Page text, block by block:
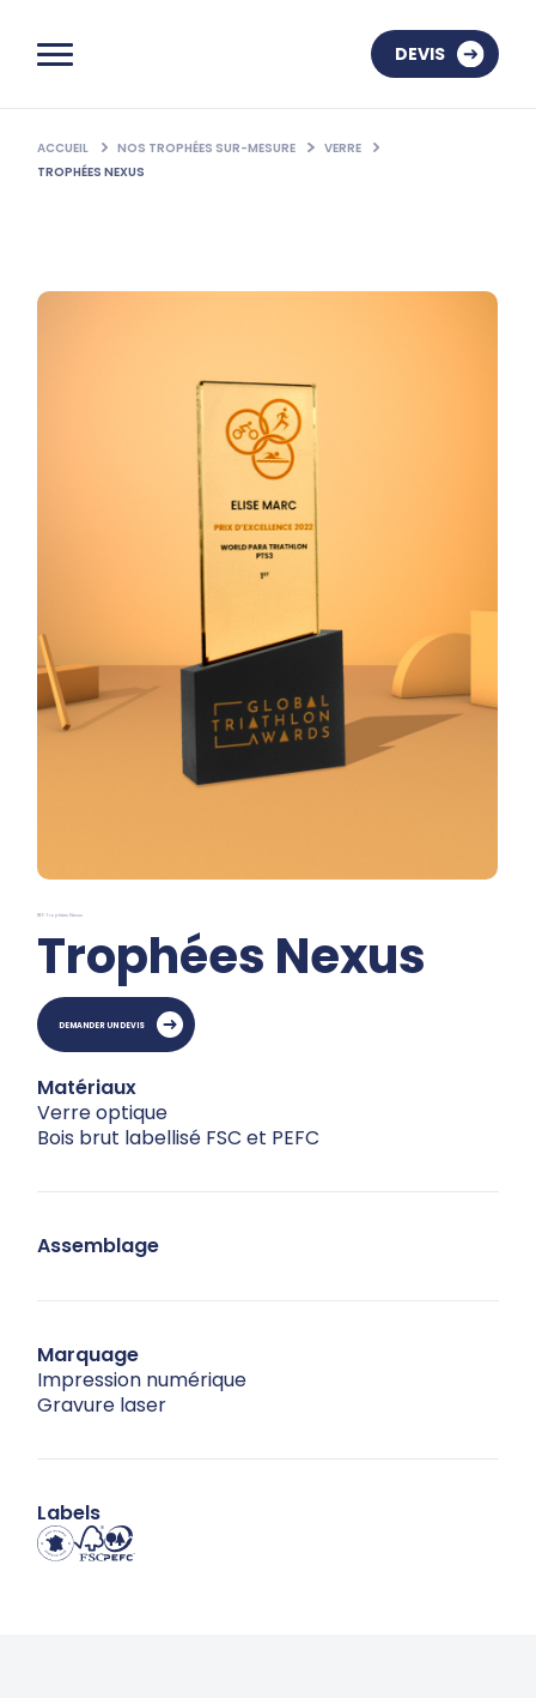
DEVIS
ACCUEIL NOS TROPHÉES SUR-MESURE
VERRE
TROPHÉES NEXUS
REF: Trophées Nexus
Trophées Nexus
DEMANDER UN DEVIS
Matériaux
Verre optique
Bois brut labellisé FSC et PEFC
Assemblage
Marquage
Impression numérique
Gravure laser
Labels